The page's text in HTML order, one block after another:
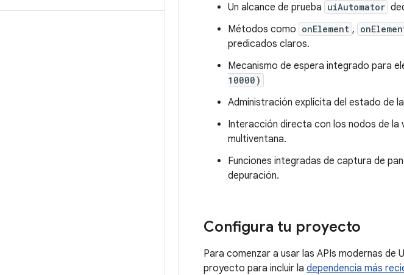
Un alcance de prueba uiAutomator
Métodos como onElement ,
predicados claros.
Mecanismo de espera integrado para
10000)
Administración explícita del estado de
Interacción directa con los nodos de la
multiventana.
Funciones integradas de captura de
depuración.
Configura tu proyecto
Para comenzar a usar las APIs modernas de
proyecto para incluir la dependencia más